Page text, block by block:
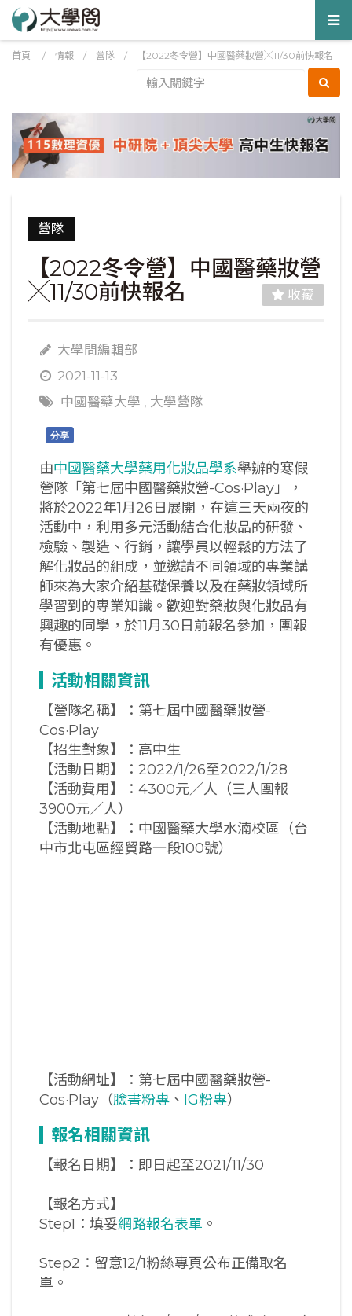
首頁 / 情報 / 營隊 / 【2022冬令營】中國醫藥妝營╳11/30前快報名
營隊
【2022冬令營】中國醫藥妝營
╳11/30前快報名
收藏
大學問編輯部
2021-11-13
中國醫藥大學 , 大學營隊
分享
由中國醫藥大學藥用化妝品學系舉辦的寒假
營隊「第七屆中國醫藥妝營-Cos·Play」，
將於2022年1月26日展開，在這三天兩夜的
活動中，利用多元活動結合化妝品的研發、
檢驗、製造、行銷，讓學員以輕鬆的方法了
解化妝品的組成，並邀請不同領域的專業講
師來為大家介紹基礎保養以及在藥妝領域所
學習到的專業知識。歡迎對藥妝與化妝品有
興趣的同學，於11月30日前報名參加，團報
有優惠。
活動相關資訊
【營隊名稱】：第七屆中國醫藥妝營-
Cos·Play
【招生對象】：高中生
【活動日期】：2022/1/26至2022/1/28
【活動費用】：4300元／人（三人團報
3900元／人）
【活動地點】：中國醫藥大學水湳校區（台
中市北屯區經貿路一段100號）
【活動網址】：第七屆中國醫藥妝營-
Cos·Play（臉書粉專 、 IG粉專）
報名相關資訊
【報名日期】：即日起至2021/11/30
【報名方式】
Step1：填妥網路報名表單 。
Step2：留意12/1粉絲專頁公布正備取名
單。